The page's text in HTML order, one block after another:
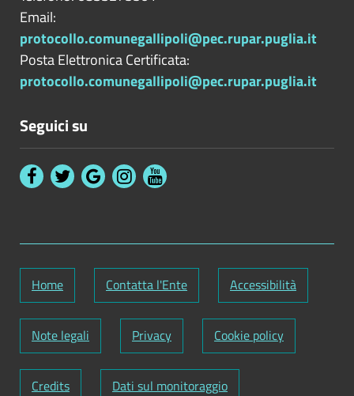
Email:
protocollo.comunegallipoli@pec.rupar.puglia.it
Posta Elettronica Certificata:
protocollo.comunegallipoli@pec.rupar.puglia.it
Seguici su
Home Contatta l'Ente Accessibilità
Note legali Privacy Cookie policy
Credits Dati sul monitoraggio